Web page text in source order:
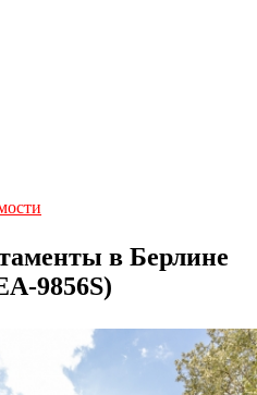
в Берлине
9856S)